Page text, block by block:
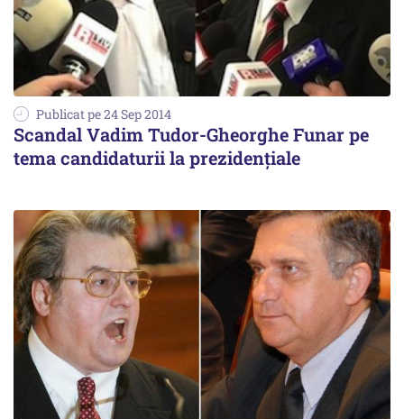
Publicat pe 24 Sep 2014
Scandal Vadim Tudor-Gheorghe Funar pe
tema candidaturii la prezidențiale